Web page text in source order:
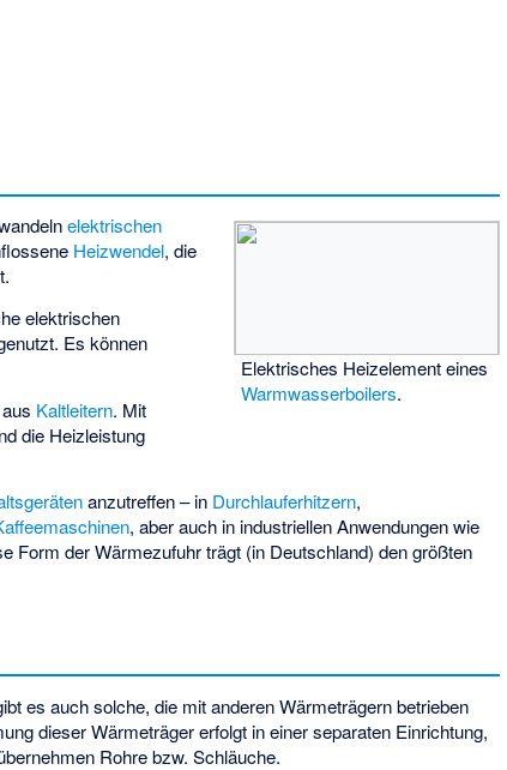
Elektrisches Heizelement eines
Warmwasserboilers.
elektrischen
Heizwendel, die
elektrischen
Es können
Kaltleitern. Mit
die Heizleistung
anzutreffen – in Durchlauferhitzern,
, aber auch in industriellen Anwendungen wie
Form derWärmezufuhrträgt (in Deutschland) den größten
es auch solche, die mit anderen Wärmeträgern betrieben
dieser Wärmeträger erfolgt in einer separaten Einrichtung,
Rohre bzw. Schläuche.